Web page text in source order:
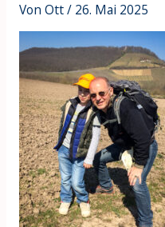
Von Ott/ 26. Mai 2025